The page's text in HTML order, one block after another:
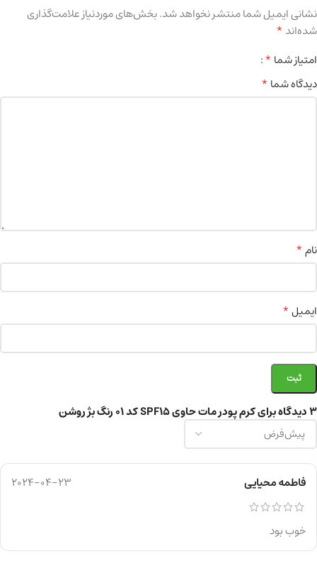
3 دیدگاه برای کرم پودر مات حاوی SPF15 کد 01 رنگ بژ روشن
فاطمه محیایی 2024-04-23
خوب بود
نشانی ایمیل شما منتشر نخواهد شد.بخش‌های موردنیاز علامت‌گذاری
شده‌اند*
امتیاز شما*
دیدگاه شما*
نام*
ایمیل*